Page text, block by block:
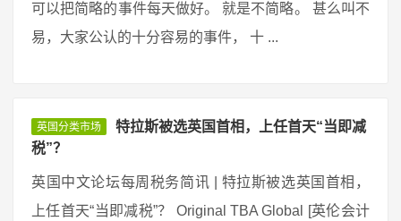
可以把简略的事件每天做好。 就是不简略。 甚么叫不
易，大家公认的十分容易的事件， 十 ...
英国分类市场
特拉斯被选英国首相，上任首天“当即减
税”？
英国中文论坛每周税务简讯 | 特拉斯被选英国首相，
上任首天“当即减税”？ Original TBA Global [英伦会计